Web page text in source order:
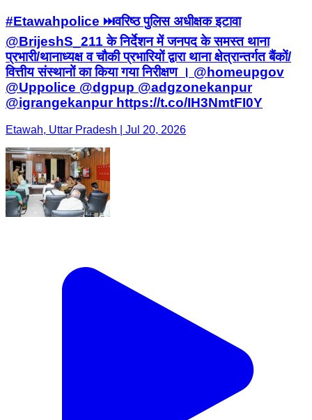
#Etawahpolice ⏭️वरिष्ठ पुलिस अधीक्षक इटावा
@BrijeshS_211 के निर्देशन में जनपद के समस्त थाना
प्रभारी/थानाध्यक्ष व चौकी प्रभारियों द्वारा थाना क्षेत्रान्तर्गत बैंकों/
वित्तीय संस्थानों का किया गया निरीक्षण । @homeupgov
@Uppolice @dgpup @adgzonekanpur
@igrangekanpur https://t.co/IH3NmtFI0Y
Etawah, Uttar Pradesh | Jul 20, 2026